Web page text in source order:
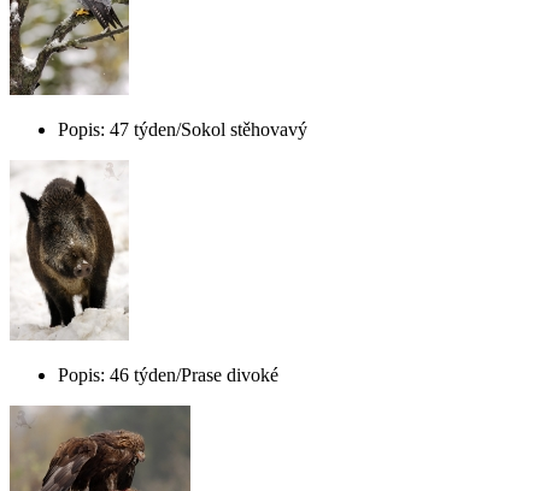
Popis: 47 týden/Sokol stěhovavý
Popis: 46 týden/Prase divoké